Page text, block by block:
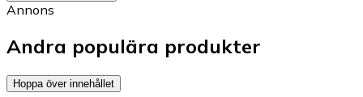
Annons
Andra populära produkter
Hoppa över innehållet